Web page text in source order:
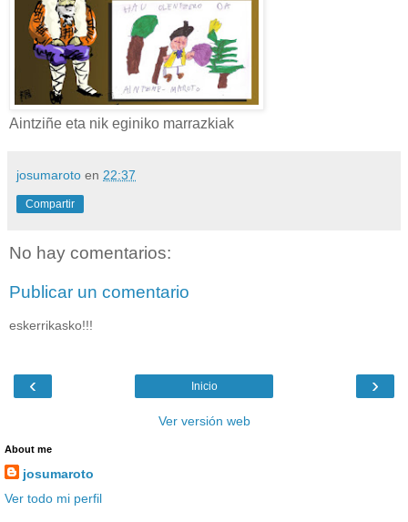
Aintziñe eta nik eginiko marrazkiak
josumaroto en 22:37
Compartir
No hay comentarios:
Publicar un comentario
eskerrikasko!!!
‹ ›
Inicio
Ver versión web
About me
josumaroto
Ver todo mi perfil